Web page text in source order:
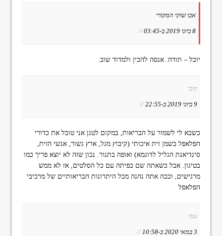
אבו שוקי המקורי
8 ביוני 2019 ב-03:45 //
יובל – תודה. אנסה להכין ולמדוד שוב.
קובי
9 ביוני 2019 ב-22:55 //
כשבא לי לשמור על הבריאות, במקום לטגן אני טובל את כדורי
הפלאפל בשמן זית איכותי (קיבוץ מגל, ארץ גשור, אנשי הזית,
סינדיאנת הגליל לדוגמא) ואופה בתנור. נכון שזה לא יוצא פריך כמו
בטיגון. אבל כשאתה שם בפיתה עם כל הסלטים, אז לא ממש
מרגישים, וככה אתה נהנה מכל היתרונות הבריאותיים של מרכיבי
הפלאפל
עמי
3 במאי 2020 ב-10:58 //